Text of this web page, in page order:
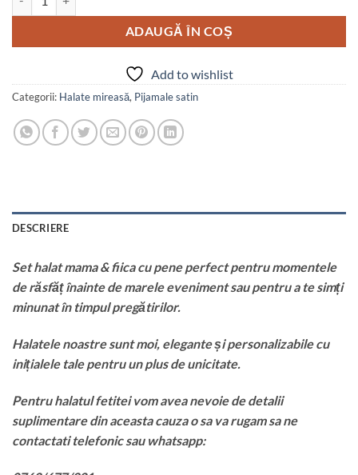
ADAUGĂ ÎN COȘ
Add to wishlist
Categorii: Halate mireasă, Pijamale satin
DESCRIERE
Set halat mama & fiica cu pene perfect pentru momentele
de răsfăț înainte de marele eveniment sau pentru a te simți
minunat în timpul pregătirilor.
Halatele noastre sunt moi, elegante și personalizabile cu
inițialele tale pentru un plus de unicitate.
Pentru halatul fetitei vom avea nevoie de detalii
suplimentare din aceasta cauza o sa va rugam sa ne
contactati telefonic sau whatsapp: